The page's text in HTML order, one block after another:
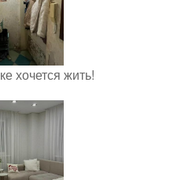
хочется жить!